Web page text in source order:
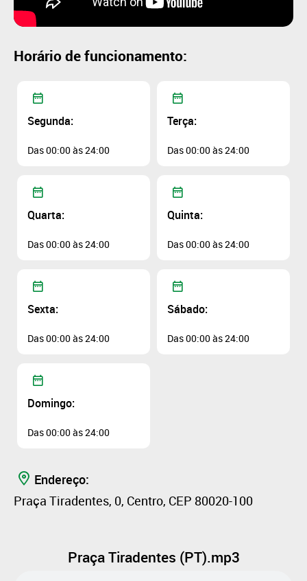
Horário de funcionamento:
Segunda:
Das 00:00 às 24:00
Terça:
Das 00:00 às 24:00
Quarta:
Das 00:00 às 24:00
Quinta:
Das 00:00 às 24:00
Sexta:
Das 00:00 às 24:00
Sábado:
Das 00:00 às 24:00
Domingo:
Das 00:00 às 24:00
Endereço:
Praça Tiradentes, 0, Centro, CEP 80020-100
Praça Tiradentes (PT).mp3